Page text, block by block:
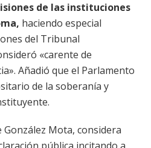
de las instituciones
haciendo especial
del Tribunal
«carente de
Añadió que el Parlamento
de la soberanía y
González Mota, considera